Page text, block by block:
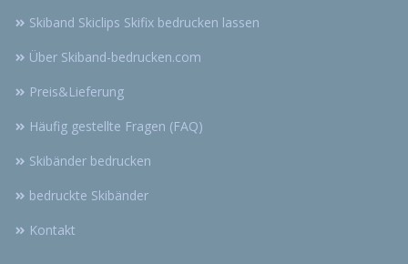
Skiband Skiclips Skifix bedrucken lassen
Über Skiband-bedrucken.com
Preis&Lieferung
Häufig gestellte Fragen (FAQ)
Skibänder bedrucken
bedruckte Skibänder
Kontakt